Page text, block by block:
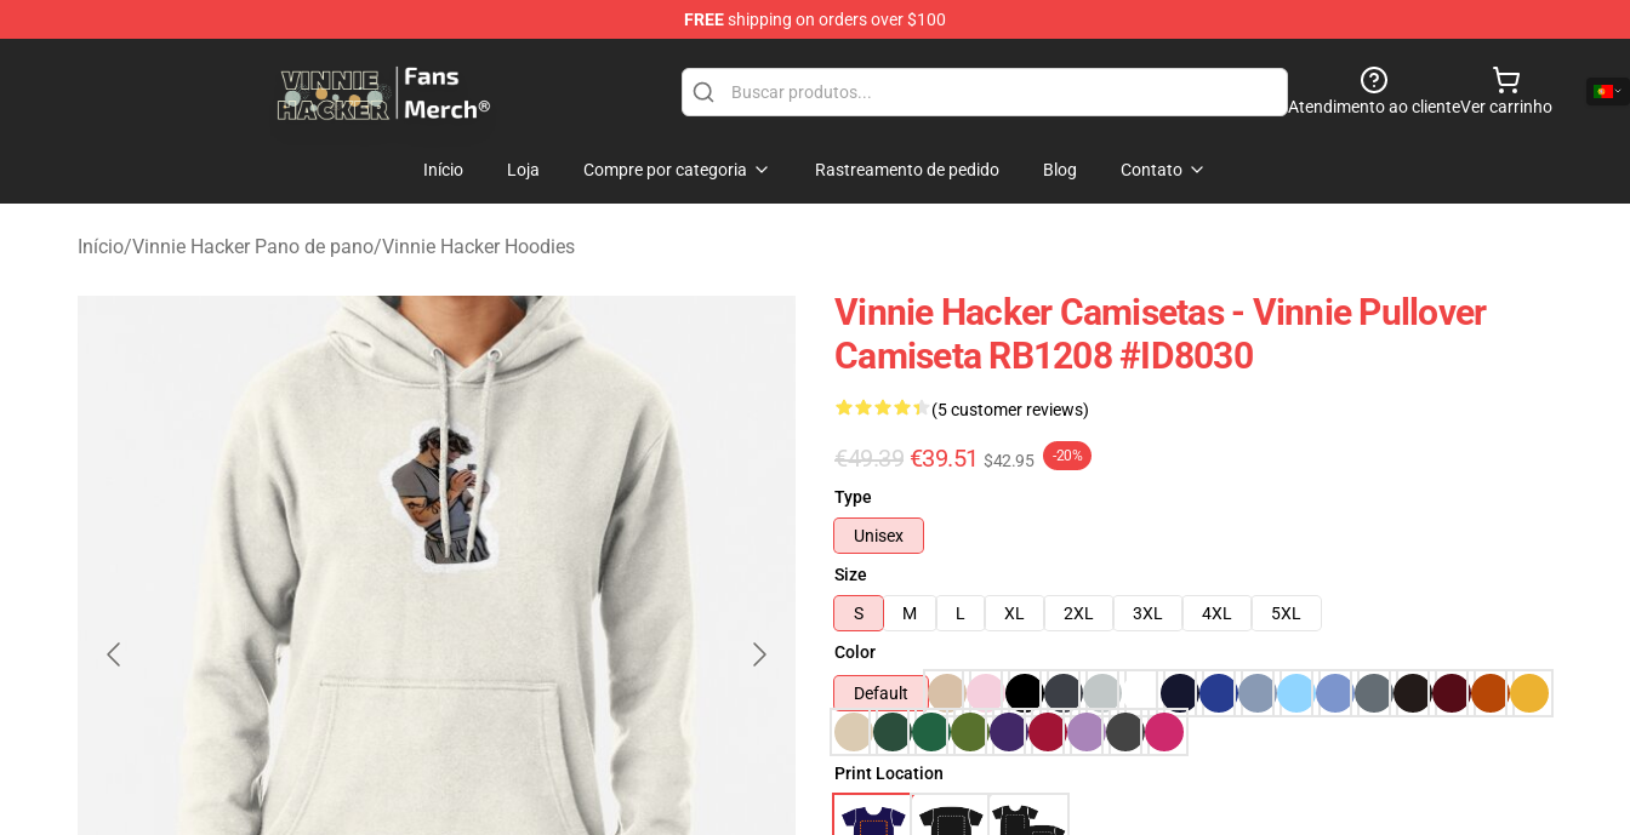
FREEshipping on orders over $100
Atendimento ao clienteVer carrinho
Início Loja Compre por categoria Rastreamento de pedido Blog Contato
Início/Vinnie Hacker Pano de pano/Vinnie Hacker Hoodies
Vinnie Hacker Camisetas - Vinnie Pullover
Camiseta RB1208 #ID8030
(5 customer reviews)
€49.39 €39.51 $42.95 -20%
Type
Unisex
Size
S
M L XL 2XL 3XL 4XL
5XL
Color
Default
Print Location